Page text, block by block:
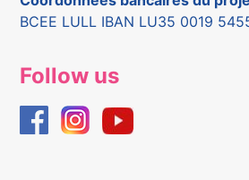
BCEE LULL IBAN LU35 0019
Follow us